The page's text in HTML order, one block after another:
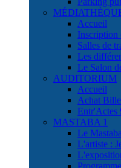
Accueil
Inscription
Salles de
Les
Le Salon
AUDITORIUM
Accueil
Achat
Entr'Actes
MASTABA 1
Le
L'artiste :